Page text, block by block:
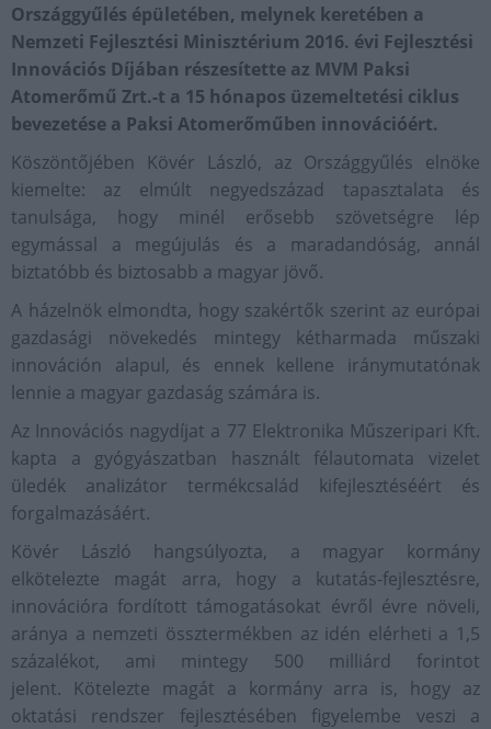
Országgyűlés épületében, melynek keretében a
Nemzeti Fejlesztési Minisztérium 2016. évi Fejlesztési
Innovációs Díjában részesítette az MVM Paksi
Atomerőmű Zrt.-t a 15 hónapos üzemeltetési ciklus
bevezetése a Paksi Atomerőműben innovációért.
Köszöntőjében Kövér László, az Országgyűlés elnöke
kiemelte: az elmúlt negyedszázad tapasztalata és
tanulsága, hogy minél erősebb szövetségre lép
egymással a megújulás és a maradandóság, annál
biztatóbb és biztosabb a magyar jövő.
A házelnök elmondta, hogy szakértők szerint az európai
gazdasági növekedés mintegy kétharmada műszaki
innováción alapul, és ennek kellene iránymutatónak
lennie a magyar gazdaság számára is.
Az Innovációs nagydíjat a 77 Elektronika Műszeripari Kft.
kapta a gyógyászatban használt félautomata vizelet
üledék analizátor termékcsalád kifejlesztéséért és
forgalmazásáért.
Kövér László hangsúlyozta, a magyar kormány
elkötelezte magát arra, hogy a kutatás-fejlesztésre,
innovációra fordított támogatásokat évről évre növeli,
aránya a nemzeti össztermékben az idén elérheti a 1,5
százalékot, ami mintegy 500 milliárd forintot
jelent. Kötelezte magát a kormány arra is, hogy az
oktatási rendszer fejlesztésében figyelembe veszi a